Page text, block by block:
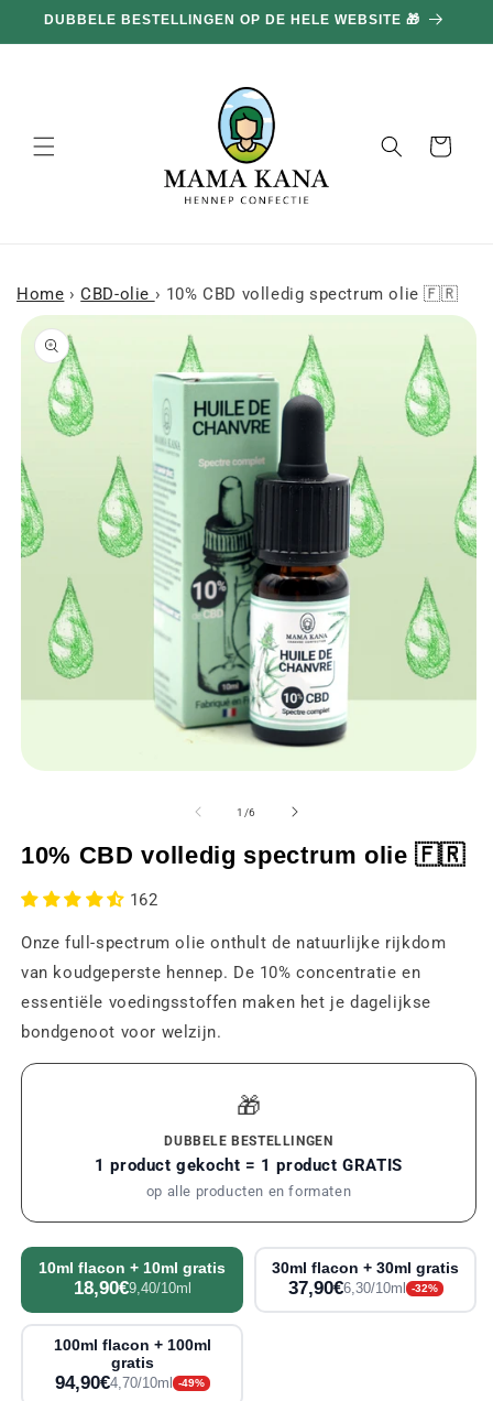
doorgaan
naar
DUBBELE BESTELLINGEN OP DE HELE WEBSITE 🎁
Mand
Home › CBD-olie › 10% CBD volledig spectrum olie 🇫🇷
naar
een
modaal
1 /van
6
10% CBD volledig spectrum olie 🇫🇷
162
Onze full-spectrum olie onthult de natuurlijke rijkdom
van koudgeperste hennep. De 10% concentratie en
essentiële voedingsstoffen maken het je dagelijkse
bondgenoot voor welzijn.
🎁
DUBBELE BESTELLINGEN
1 product gekocht = 1 product GRATIS
op alle producten en formaten
10ml flacon + 10ml gratis
18,90€9,40/10ml
30ml flacon + 30ml gratis
37,90€6,30/10ml -32%
100ml flacon + 100ml
gratis
94,90€4,70/10ml -49%